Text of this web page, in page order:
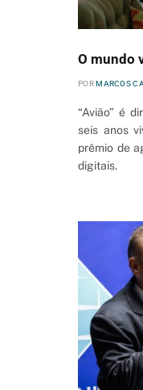
O mundo
POR MARCOS
“Avião” é
seis anos
prêmio de
digitais.